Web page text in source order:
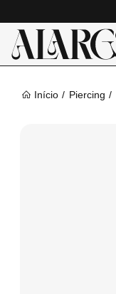
Início Piercing